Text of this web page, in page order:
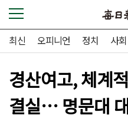
최신 오피니언 정치 사회
경산여고, 체계
결실… 명문대